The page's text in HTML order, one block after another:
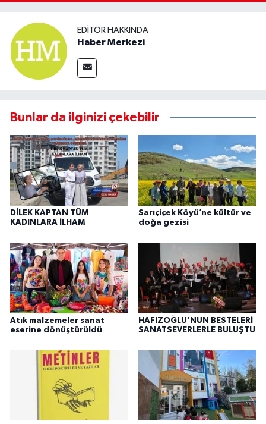
EDITÖR HAKKINDA
Haber Merkezi
Bunlar da ilginizi çekebilir
DİLEK KAPTAN TÜM
KADINLARA İLHAM
Sarıçiçek Köyü’ne kültür ve
doğa gezisi
Atık malzemeler sanat
eserine dönüştürüldü
HAFIZOĞLU’NUN BESTELERİ
SANATSEVERLERLE BULUŞTU